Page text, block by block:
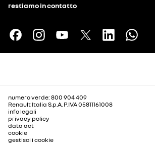
restiamo in contatto
numero verde: 800 904 409
Renault Italia S.p.A. P.IVA 05811161008
info legali
privacy policy
data act
cookie
gestisci i cookie